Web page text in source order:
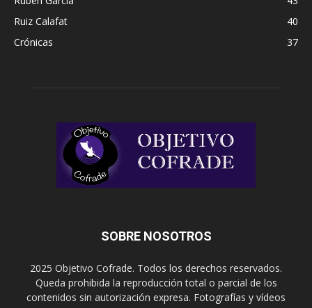
Ruiz Calafat
40
Crónicas
37
SOBRE NOSOTROS
2025 Objetivo Cofrade. Todos los derechos reservados.
Queda prohibida la reproducción total o parcial de los
contenidos sin autorización expresa. Fotografías y vídeos